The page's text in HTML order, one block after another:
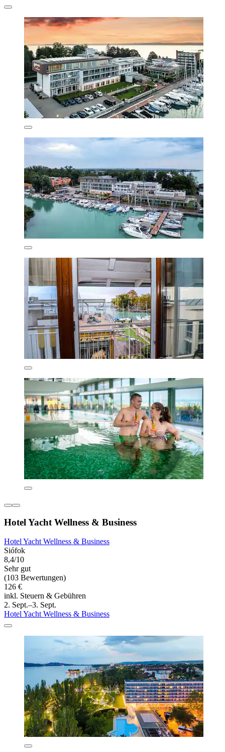
Hotel Yacht Wellness & Business
Hotel Yacht Wellness & Business
Siófok
8,4/10
Sehr gut
(103 Bewertungen)
126 €
inkl. Steuern & Gebühren
2. Sept.–3. Sept.
Hotel Yacht Wellness & Business